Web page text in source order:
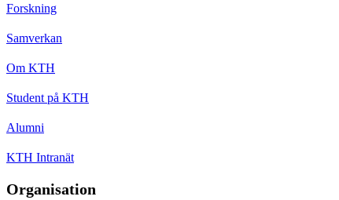
Forskning
Samverkan
Om KTH
Student på KTH
Alumni
KTH Intranät
Organisation